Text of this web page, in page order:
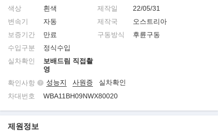
색상
흰색
변속기
자동
보증기간
만료
수입구분
정식수입
실차확인
보배드림 직접촬
영
제작일
22/05/31
제작국
오스트리아
구동방식
후륜구동
확인사항 성능지 사원증
실차확인
차대번호
WBA11BH09NWX80020
제원정보